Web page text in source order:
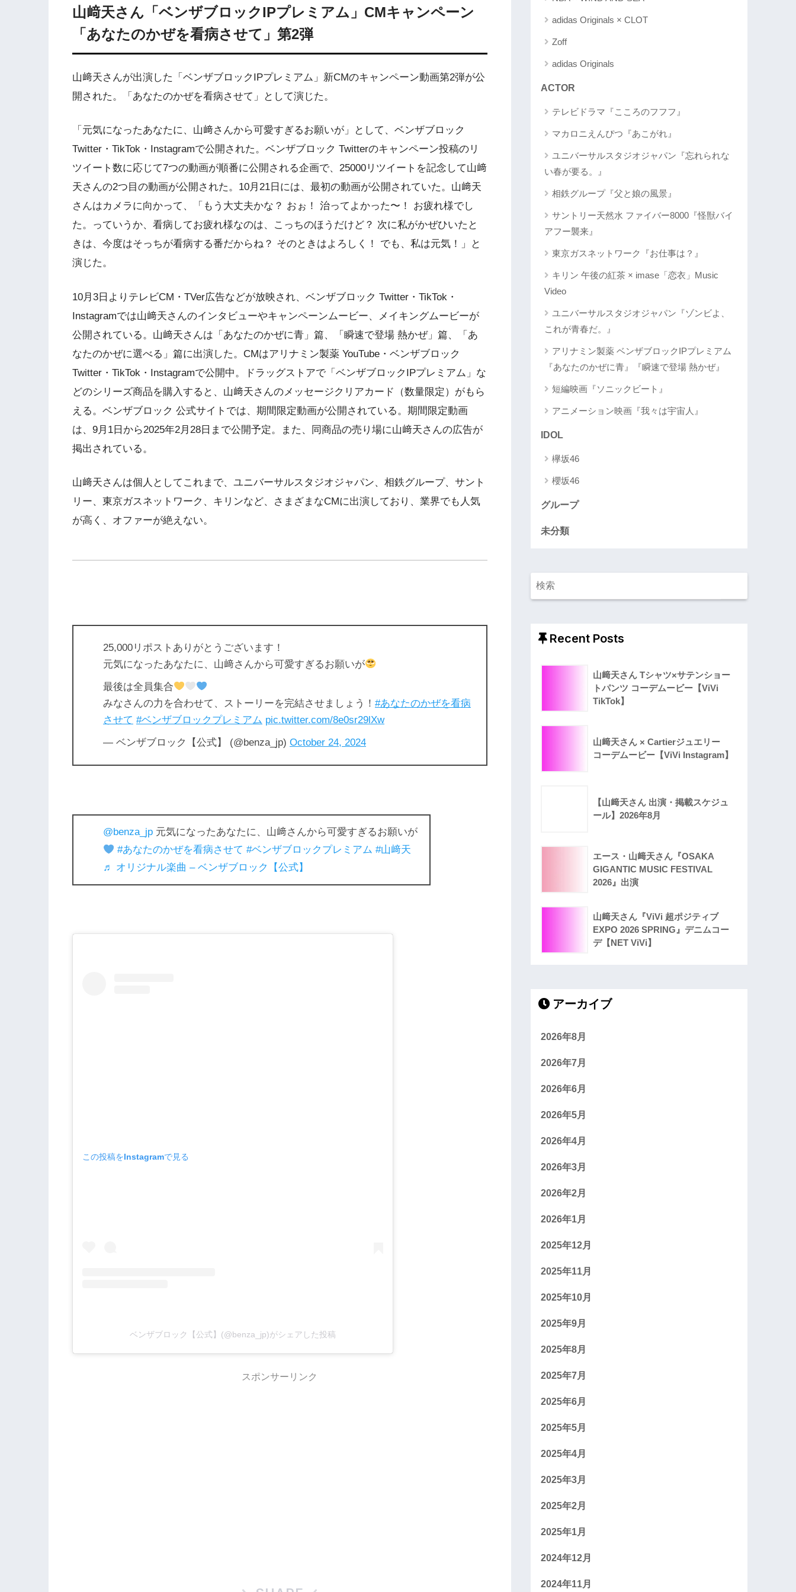
山﨑天さん「ベンザブロックIPプレミアム」CMキャンペーン
「あなたのかぜを看病させて」第2弾
山﨑天さんが出演した「ベンザブロックIPプレミアム」新CMのキャンペーン動画第2弾が公
開された。「あなたのかぜを看病させて」として演じた。
「元気になったあなたに、山﨑さんから可愛すぎるお願いが」として、ベンザブロック
Twitter・TikTok・Instagramで公開された。ベンザブロック Twitterのキャンペーン投稿のリ
ツイート数に応じて7つの動画が順番に公開される企画で、25000リツイートを記念して山﨑
天さんの2つ目の動画が公開された。10月21日には、最初の動画が公開されていた。山﨑天
さんはカメラに向かって、「もう大丈夫かな？ おぉ！ 治ってよかった〜！ お疲れ様でし
た。っていうか、看病してお疲れ様なのは、こっちのほうだけど？ 次に私がかぜひいたと
きは、今度はそっちが看病する番だからね？ そのときはよろしく！ でも、私は元気！」と
演じた。
10月3日よりテレビCM・TVer広告などが放映され、ベンザブロック Twitter・TikTok・
Instagramでは山﨑天さんのインタビューやキャンペーンムービー、メイキングムービーが
公開されている。山﨑天さんは「あなたのかぜに青」篇、「瞬速で登場 熱かぜ」篇、「あ
なたのかぜに選べる」篇に出演した。CMはアリナミン製薬 YouTube・ベンザブロック
Twitter・TikTok・Instagramで公開中。ドラッグストアで「ベンザブロックIPプレミアム」な
どのシリーズ商品を購入すると、山﨑天さんのメッセージクリアカード（数量限定）がもら
える。ベンザブロック 公式サイトでは、期間限定動画が公開されている。期間限定動画
は、9月1日から2025年2月28日まで公開予定。また、同商品の売り場に山﨑天さんの広告が
掲出されている。
山﨑天さんは個人としてこれまで、ユニバーサルスタジオジャパン、相鉄グループ、サント
リー、東京ガスネットワーク、キリンなど、さまざまなCMに出演しており、業界でも人気
が高く、オファーが絶えない。
25,000リポストありがとうございます！
元気になったあなたに、山﨑さんから可愛すぎるお願いが
最後は全員集合
みなさんの力を合わせて、ストーリーを完結させましょう！ #あなたのかぜを看病
させて #ベンザブロックプレミアム pic.twitter.com/8e0sr29lXw
— ベンザブロック【公式】 (@benza_jp) October 24, 2024
@benza_jp 元気になったあなたに、山﨑さんから可愛すぎるお願いが
#あなたのかぜを看病させて #ベンザブロックプレミアム #山﨑天
♬ オリジナル楽曲 – ベンザブロック【公式】
この投稿をInstagramで見る
ベンザブロック【公式】(@benza_jp)がシェアした投稿
スポンサーリンク
adidas Originals × CLOT
Zoff
adidas Originals
ACTOR
テレビドラマ『こころのフフフ』
マカロニえんぴつ『あこがれ』
ユニバーサルスタジオジャパン『忘れられな
い春が要る。』
相鉄グループ『父と娘の風景』
サントリー天然水 ファイバー8000『怪獣バイ
アフー襲来』
東京ガスネットワーク『お仕事は？』
キリン 午後の紅茶 × imase「恋衣」Music
Video
ユニバーサルスタジオジャパン『ゾンビよ、
これが青春だ。』
アリナミン製薬 ベンザブロックIPプレミアム
『あなたのかぜに青』『瞬速で登場 熱かぜ』
短編映画『ソニックビート』
アニメーション映画『我々は宇宙人』
IDOL
欅坂46
櫻坂46
グループ
未分類
Recent Posts
山﨑天さん Tシャツ×サテンショー
トパンツ コーデムービー【ViVi
TikTok】
山﨑天さん × Cartierジュエリー
コーデムービー【ViVi Instagram】
【山﨑天さん 出演・掲載スケジュ
ール】2026年8月
エース・山﨑天さん『OSAKA
GIGANTIC MUSIC FESTIVAL
2026』出演
山﨑天さん『ViVi 超ポジティブ
EXPO 2026 SPRING』デニムコー
デ【NET ViVi】
アーカイブ
2026年8月
2026年7月
2026年6月
2026年5月
2026年4月
2026年3月
2026年2月
2026年1月
2025年12月
2025年11月
2025年10月
2025年9月
2025年8月
2025年7月
2025年6月
2025年5月
2025年4月
2025年3月
2025年2月
2025年1月
2024年12月
2024年11月